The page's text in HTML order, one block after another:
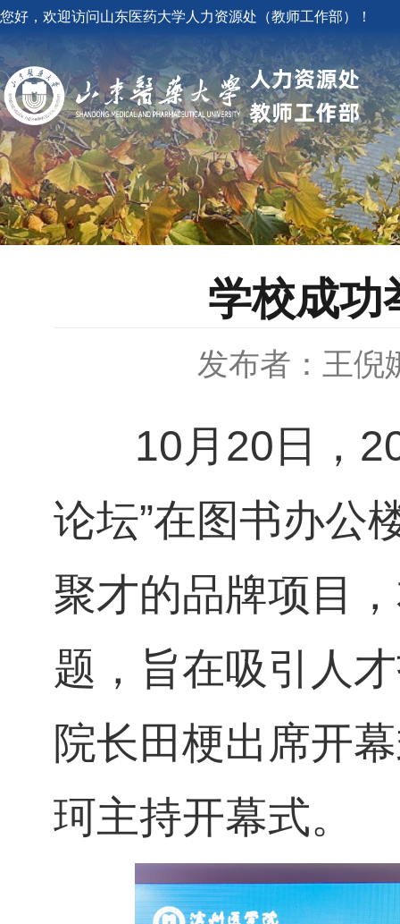
您好，欢迎访问山东医药大学人力资源处（教师工作部）！
学校成功
发布者：王倪
10月20日，
论坛”在图书办公
聚才的品牌项目
题，旨在吸引人
院长田梗出席开
珂主持开幕式。